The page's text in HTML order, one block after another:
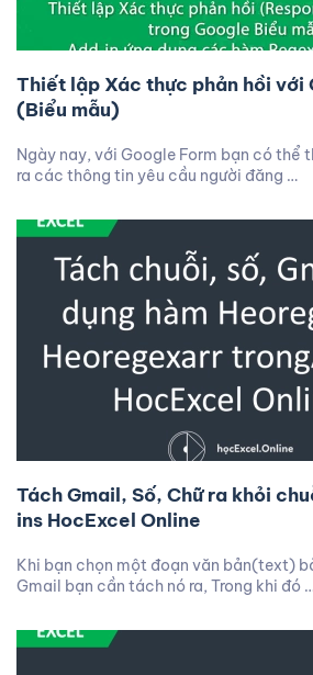
Thiết lập Xác thực phản hồi với
(Biểu mẫu)
Ngày nay, với Google Form bạn có thể
ra các thông tin yêu cầu người đăng …
Tách Gmail, Số, Chữ ra khỏi
ins HocExcel Online
Khi bạn chọn một đoạn văn bản(text)
Gmail bạn cần tách nó ra, Trong khi đó